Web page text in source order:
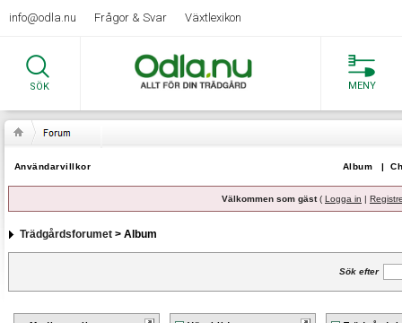
info@odla.nu Frågor & Svar Växtlexikon
SÖK MENY
Användarvillkor Album |
Välkommen som gäst( Logga in |
Trädgårdsforumet> Album
Sök efter